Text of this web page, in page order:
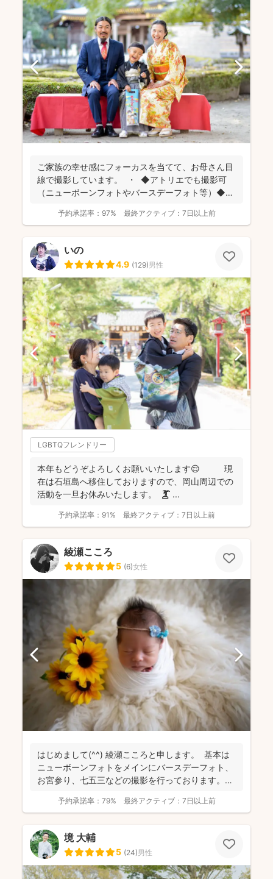
ご家族の幸せ感にフォーカスを当てて、お母さん目
線で撮影しています。 ・ ◆アトリエでも撮影可
（ニューボーンフォトやバースデーフォト等）◆
予約承諾率： 97% 最終アクティブ： 7日以上前
いの
4.9 (129)男性
LGBTQフレンドリー
本年もどうぞよろしくお願いいたします😌 現
在は石垣島へ移住しておりますので、岡山周辺での
活動を一旦お休みいたします。 🏝️ ...
予約承諾率： 91% 最終アクティブ： 7日以上前
綾瀬こころ
5 (6)女性
はじめまして(^^) 綾瀬こころと申します。 基本は
ニューボーンフォトをメインにバースデーフォト、
お宮参り、七五三などの撮影を行っております。
予約承諾率： 79% 最終アクティブ： 7日以上前
境 大輔
5 (24)男性